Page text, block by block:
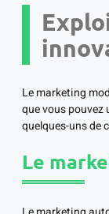
Le marketing
que vous
quelques-uns de
Le